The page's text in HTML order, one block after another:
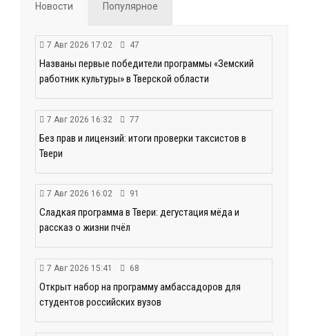
Новости Популярное
7 Авг 2026 17:02 47
Названы первые победители программы «Земский
работник культуры» в Тверской области
7 Авг 2026 16:32 77
Без прав и лицензий: итоги проверки таксистов в
Твери
7 Авг 2026 16:02 91
Сладкая программа в Твери: дегустация мёда и
рассказ о жизни пчёл
7 Авг 2026 15:41 68
Открыт набор на программу амбассадоров для
студентов российских вузов